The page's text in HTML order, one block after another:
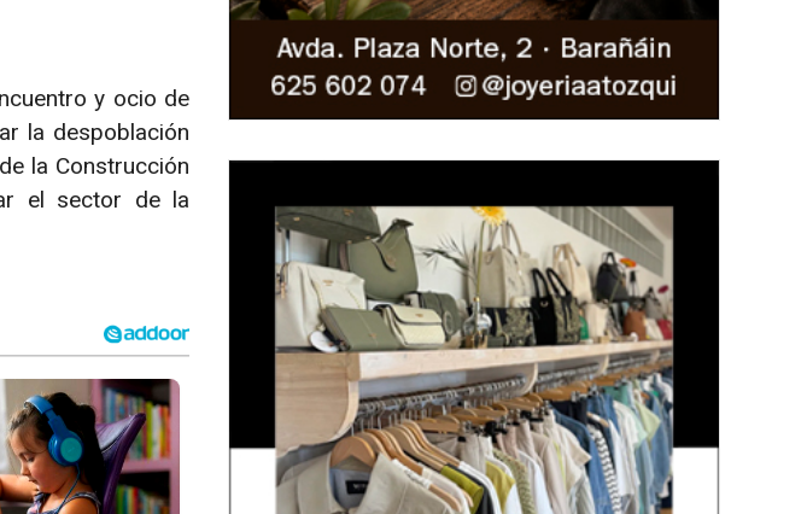
y ocio de
la despoblación
la Construcción
el sector de la